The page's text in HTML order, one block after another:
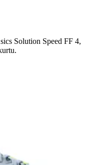
Solution Speed FF 4,